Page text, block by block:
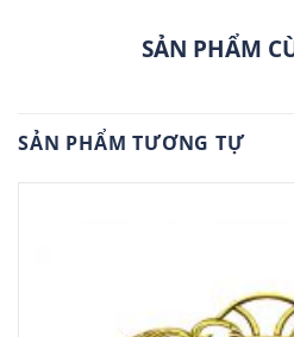
SẢN PHẨM
SẢN PHẨM TƯƠNG TỰ